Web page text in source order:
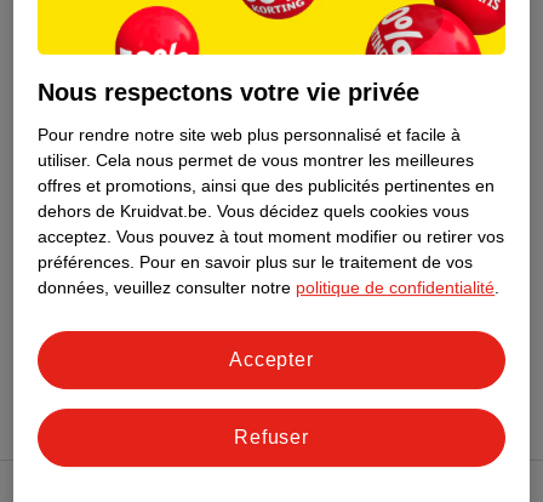
Kruidvat Livre De Bain
Kruidvat Petits
Bateaux Empilables
Pour Le Bain
bleu, jaune, rose, 3
pièces
Conseil sur les jouets
Nous respectons votre vie privée
Pour rendre notre site web plus personnalisé et facile à
utiliser. Cela nous permet de vous montrer les meilleures
offres et promotions, ainsi que des publicités pertinentes en
dehors de Kruidvat.be. Vous décidez quels cookies vous
acceptez. Vous pouvez à tout moment modifier ou retirer vos
préférences. Pour en savoir plus sur le traitement de vos
données, veuillez consulter notre politique de confidentialité.
Refuser
Accepter